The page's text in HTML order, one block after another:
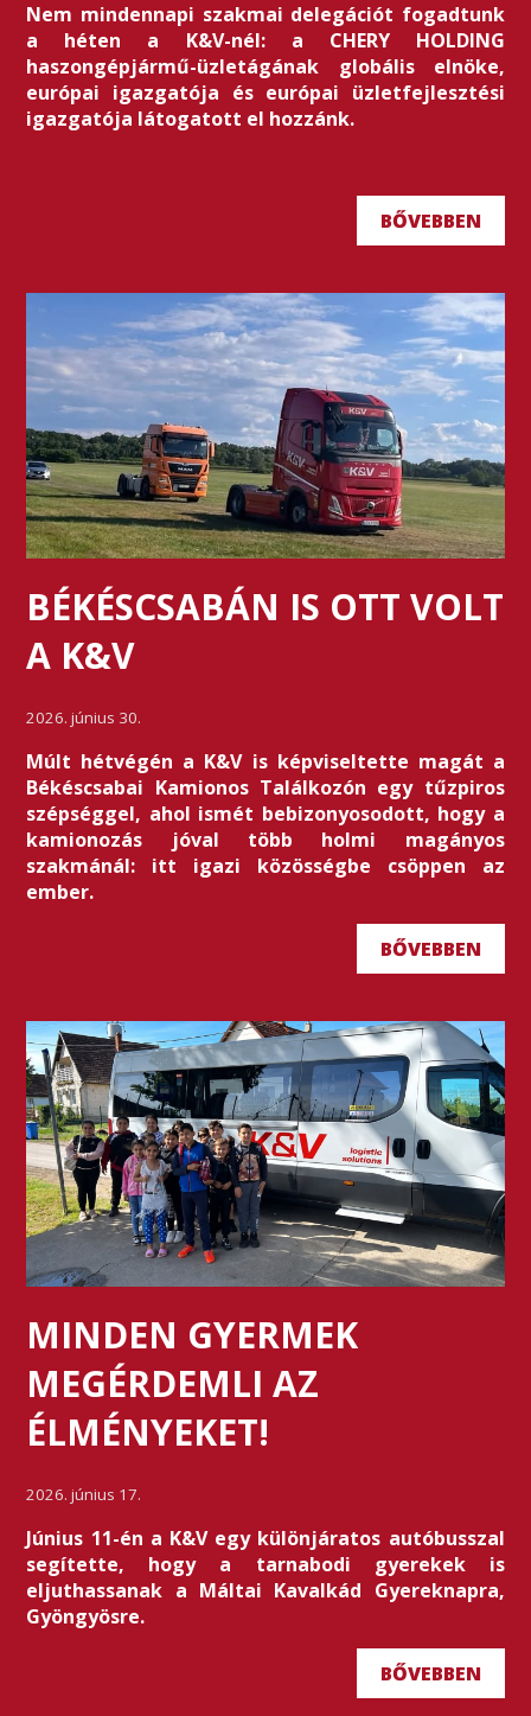
Nem mindennapi szakmai delegációt fogadtunk
a héten a K&V-nél: a CHERY HOLDING
haszongépjármű-üzletágának globális elnöke,
európai igazgatója és európai üzletfejlesztési
igazgatója látogatott el hozzánk.
BŐVEBBEN
BÉKÉSCSABÁN IS OTT VOLT
A K&V
2026. június 30.
Múlt hétvégén a K&V is képviseltette magát a
Békéscsabai Kamionos Találkozón egy tűzpiros
szépséggel, ahol ismét bebizonyosodott, hogy a
kamionozás jóval több holmi magányos
szakmánál: itt igazi közösségbe csöppen az
ember.
BŐVEBBEN
MINDEN GYERMEK
MEGÉRDEMLI AZ
ÉLMÉNYEKET!
2026. június 17.
Június 11-én a K&V egy különjáratos autóbusszal
segítette, hogy a tarnabodi gyerekek is
eljuthassanak a Máltai Kavalkád Gyereknapra,
Gyöngyösre.
BŐVEBBEN